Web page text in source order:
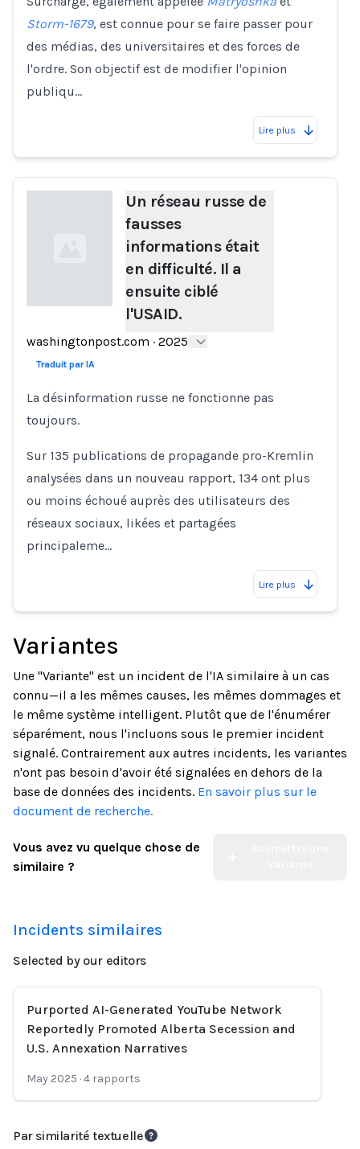
Storm-1679, est connue pour se faire passer pour
des médias, des universitaires et des forces de
l'ordre. Son objectif est de modifier l'opinion
publiqu…
Lire plus
Loading...
Un réseau russe de
fausses
informations était
en difficulté. Il a
ensuite ciblé
l'USAID.
washingtonpost.com · 2025
Traduit par IA
La désinformation russe ne fonctionne pas
toujours.
Sur 135 publications de propagande pro-Kremlin
analysées dans un nouveau rapport, 134 ont plus
ou moins échoué auprès des utilisateurs des
réseaux sociaux, likées et partagées
principaleme…
Lire plus
Variantes
Une "Variante" est un incident de l'IA similaire à un cas
connu—il a les mêmes causes, les mêmes dommages et
le même système intelligent. Plutôt que de l'énumérer
séparément, nous l'incluons sous le premier incident
signalé. Contrairement aux autres incidents, les variantes
n'ont pas besoin d'avoir été signalées en dehors de la
base de données des incidents. En savoir plus sur le
document de recherche.
Vous avez vu quelque chose de
similaire ?
Incidents similaires
Selected by our editors
Purported AI-Generated YouTube Network
Reportedly Promoted Alberta Secession and
U.S. Annexation Narratives
May 2025 ·4 rapports
Par similarité textuelle